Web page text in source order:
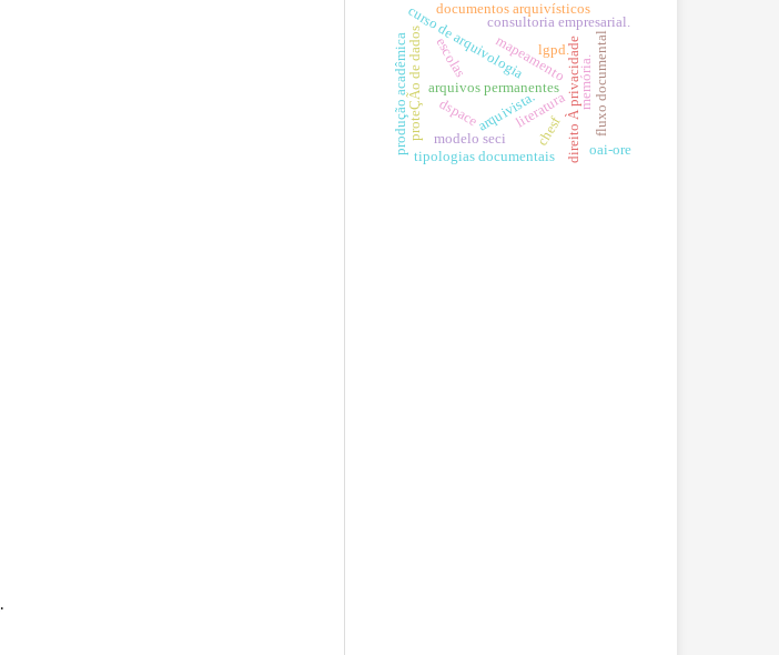
.
curso de arquivologia
arquivos permanentes
proteÇÃo de dados direito À privacidade
lgpd.
consultoria empresarial.
produção acadêmica mapeamento
literatura
documentos arquivísticos
arquivista.
memória.
escolas
modelo seci
fluxo documental
tipologias documentais
chesf
dspace
oai-ore